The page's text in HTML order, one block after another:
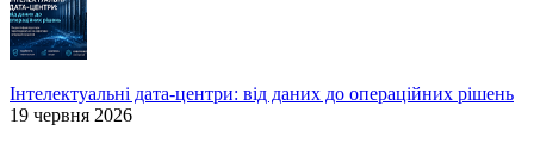
Інтелектуальні дата-центри: від даних до операційних рішень
19 червня 2026